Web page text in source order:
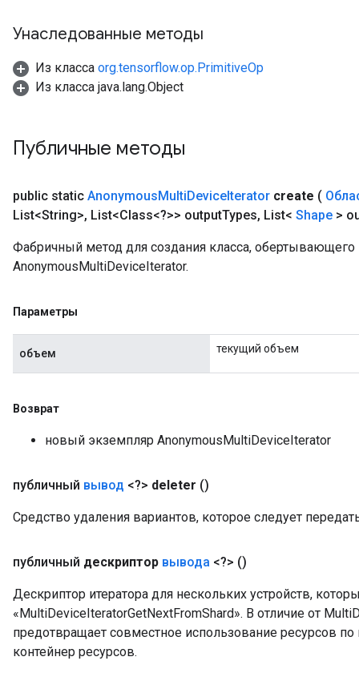
Унаследованные методы
Из класса org.tensorflow.op.PrimitiveOp
Из класса java.lang.Object
Публичные методы
public static AnonymousMultiDeviceIterator create (
List<String>, List<Class<?>> outputTypes, List< Shape >
Фабричный метод для создания класса,
AnonymousMultiDeviceIterator.
Параметры
объем текущий объем
Возврат
новый экземпляр AnonymousMultiDeviceIterator
публичный вывод <?> deleter ()
Средство удаления вариантов, которое следует
публичный дескриптор вывода <?> ()
Дескриптор итератора для нескольких устройств,
«MultiDeviceIteratorGetNextFromShard». В отличие от
предотвращает совместное использование ресурсов
контейнер ресурсов.